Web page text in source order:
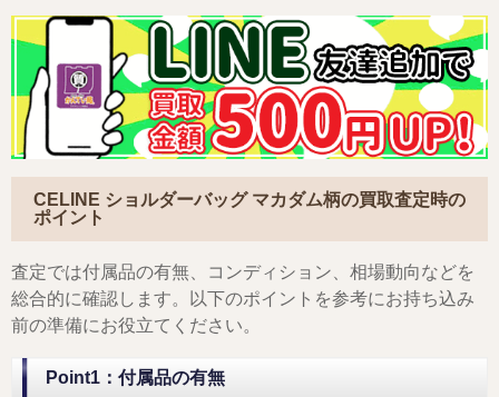
CELINE ショルダーバッグ マカダム柄の買取査定時の
ポイント
査定では付属品の有無、コンディション、相場動向などを
総合的に確認します。以下のポイントを参考にお持ち込み
前の準備にお役立てください。
Point1：付属品の有無